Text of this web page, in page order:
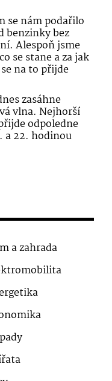
se nám podařilo
benzinky bez
Alespoň jsme
se stane a za jak
na to přijde
zasáhne
vlna. Nejhorší
odpoledne
a 22. hodinou
a zahrada